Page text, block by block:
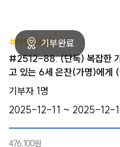
#아동청소년
#2512-88. (단독) 복잡한 가
고 있는 6세 은찬(가명)에게
기부자 1명
2025-12-11 ~ 2025-12-
476,100원